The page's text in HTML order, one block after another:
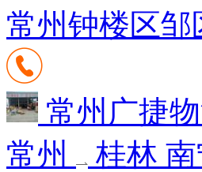
常州钟楼区邹
常州广捷
常州
桂林 南